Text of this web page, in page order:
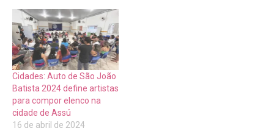
Cidades: Auto de São João
Batista 2024 define artistas
para compor elenco na
cidade de Assú
16 de abril de 2024